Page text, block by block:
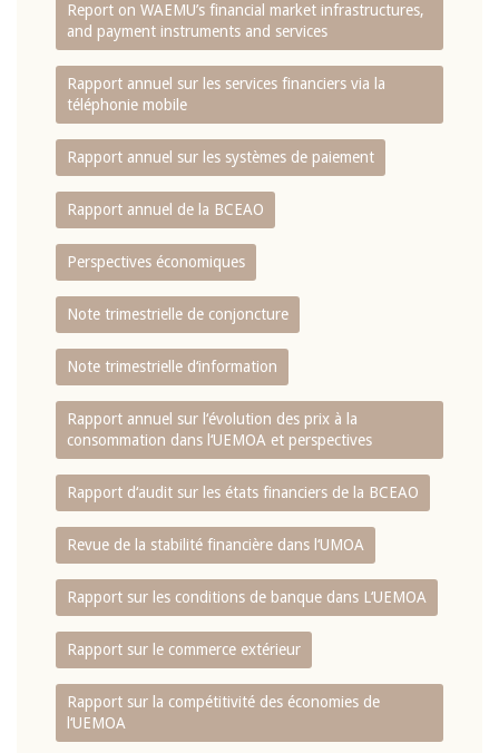
Report on WAEMU’s financial market infrastructures,
and payment instruments and services
Rapport annuel sur les services financiers via la
téléphonie mobile
Rapport annuel sur les systèmes de paiement
Rapport annuel de la BCEAO
Perspectives économiques
Note trimestrielle de conjoncture
Note trimestrielle d‘information
Rapport annuel sur l‘évolution des prix à la
consommation dans l‘UEMOA et perspectives
Rapport d‘audit sur les états financiers de la BCEAO
Revue de la stabilité financière dans l‘UMOA
Rapport sur les conditions de banque dans L‘UEMOA
Rapport sur le commerce extérieur
Rapport sur la compétitivité des économies de
l‘UEMOA